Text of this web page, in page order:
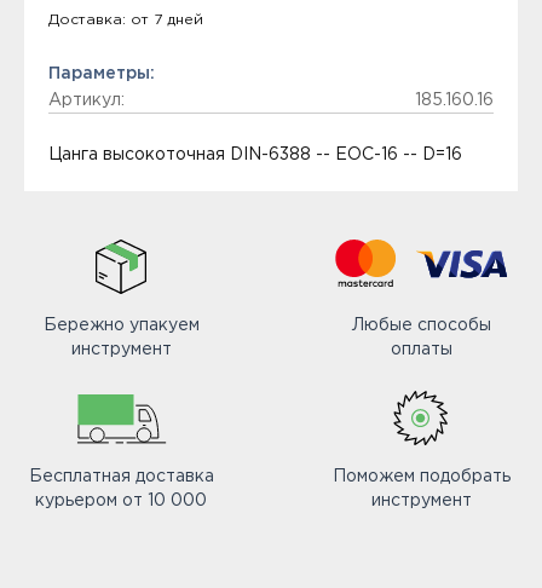
Доставка: от 7 дней
Параметры:
Артикул:
185.160.16
Цанга высокоточная DIN-6388 -- EOC-16 -- D=16
Бережно упакуем
инструмент
Любые способы
оплаты
Бесплатная доставка
курьером от 10 000
Поможем подобрать
инструмент